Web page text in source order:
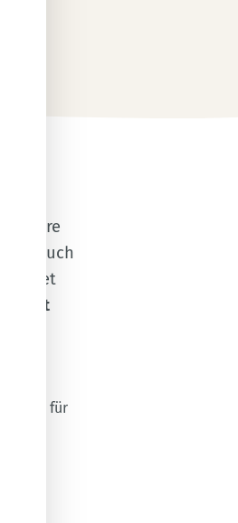
andere
ist auch
selbst
Infos für